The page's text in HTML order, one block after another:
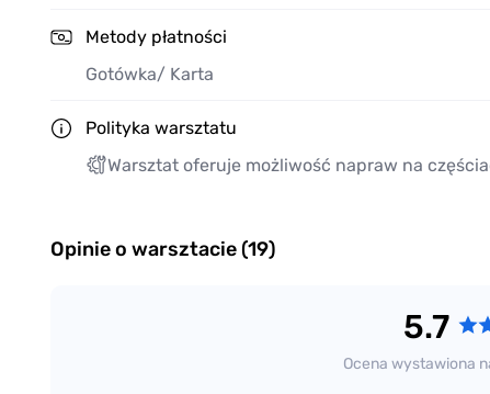
Metody płatności
Gotówka/ Karta
Polityka warsztatu
Warsztat oferuje możliwość napraw na
Opinie o warsztacie (19)
5.7
Ocena wystawiona